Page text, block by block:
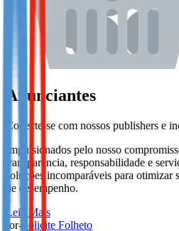
Anunciantes
Conecte-se com nossos publishers e
Impulsionados pelo nosso
transparência, responsabilidade e
soluções incomparáveis para otimizar
de desempenho.
Leia Mais
-or-
Solicite Folheto